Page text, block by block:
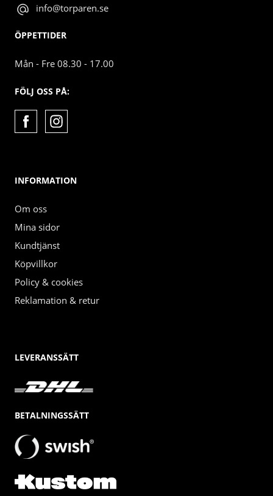
info@torparen.se
ÖPPETTIDER
Mån - Fre 08.30 - 17.00
FÖLJ OSS PÅ:
INFORMATION
Om oss
Mina sidor
Kundtjänst
Köpvillkor
Policy & cookies
Reklamation & retur
LEVERANSSÄTT
BETALNINGSSÄTT